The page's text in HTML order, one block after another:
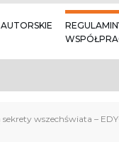
wszechświata –